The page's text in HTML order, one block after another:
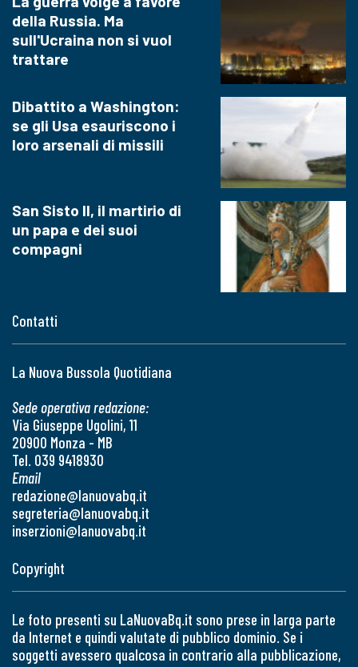
Contatti
La Nuova Bussola Quotidiana
Sede operativa redazione:
Via Giuseppe Ugolini, 11
20900 Monza - MB
Tel. 039 9418930
Email
redazione@lanuovabq.it
segreteria@lanuovabq.it
inserzioni@lanuovabq.it
della Russia. Ma
sull'Ucraina non si vuol
trattare
Dibattito a Washington:
se gli Usa esauriscono i
loro arsenali di missili
San Sisto II, il martirio di
un papa e dei suoi
compagni
Copyright
Le foto presenti su LaNuovaBq.it sono prese in larga parte
da Internet e quindi valutate di pubblico dominio. Se i
soggetti avessero qualcosa in contrario alla pubblicazione,